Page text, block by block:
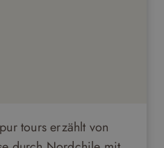
tours erzählt von